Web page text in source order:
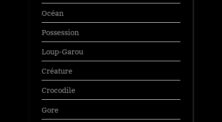
Océan
Possession
Loup-Garou
Créature
Crocodile
Gore